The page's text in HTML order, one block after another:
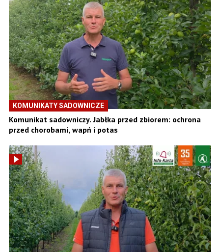
KOMUNIKATY SADOWNICZE
Komunikat sadowniczy. Jabłka przed zbiorem: ochrona
przed chorobami, wapń i potas